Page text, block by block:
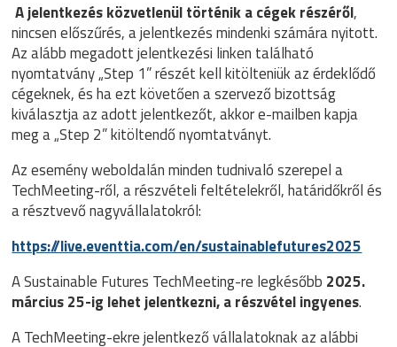
A jelentkezés közvetlenül történik a cégek részéről,
nincsen előszűrés, a jelentkezés mindenki számára nyitott.
Az alább megadott jelentkezési linken található
nyomtatvány „Step 1” részét kell kitölteniük az érdeklődő
cégeknek, és ha ezt követően a szervező bizottság
kiválasztja az adott jelentkezőt, akkor e-mailben kapja
meg a „Step 2” kitöltendő nyomtatványt.
Az esemény weboldalán minden tudnivaló szerepel a
TechMeeting-ről, a részvételi feltételekről, határidőkről és
a résztvevő nagyvállalatokról:
https://live.eventtia.com/en/sustainablefutures2025
A Sustainable Futures TechMeeting-re legkésőbb 2025.
március 25-ig lehet jelentkezni, a részvétel ingyenes.
A TechMeeting-ekre jelentkező vállalatoknak az alábbi